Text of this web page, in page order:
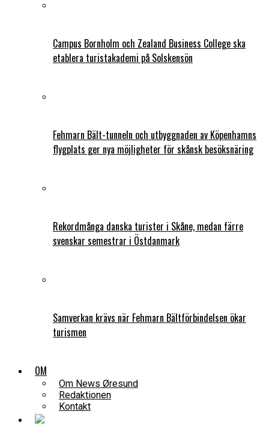
Campus Bornholm och Zealand Business College ska
etablera turistakademi på Solskensön
Fehmarn Bält-tunneln och utbyggnaden av Köpenhamns
flygplats ger nya möjligheter för skånsk besöksnäring
Rekordmånga danska turister i Skåne, medan färre
svenskar semestrar i Östdanmark
Samverkan krävs när Fehmarn Bältförbindelsen ökar
turismen
OM
Om News Øresund
Redaktionen
Kontakt